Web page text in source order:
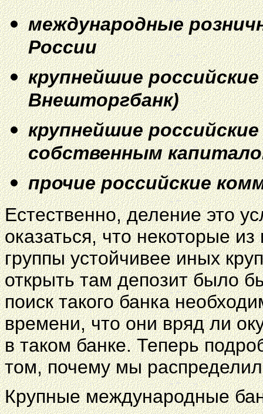
международные
России
крупнейшие
Внешторгбанк)
крупнейшие
собственным
прочие российские
Естественно, деление это
оказаться, что некоторые
группы устойчивее иных
открыть там депозит было
поиск такого банка
времени, что они вряд ли
в таком банке. Теперь
том, почему мы
Крупные международные